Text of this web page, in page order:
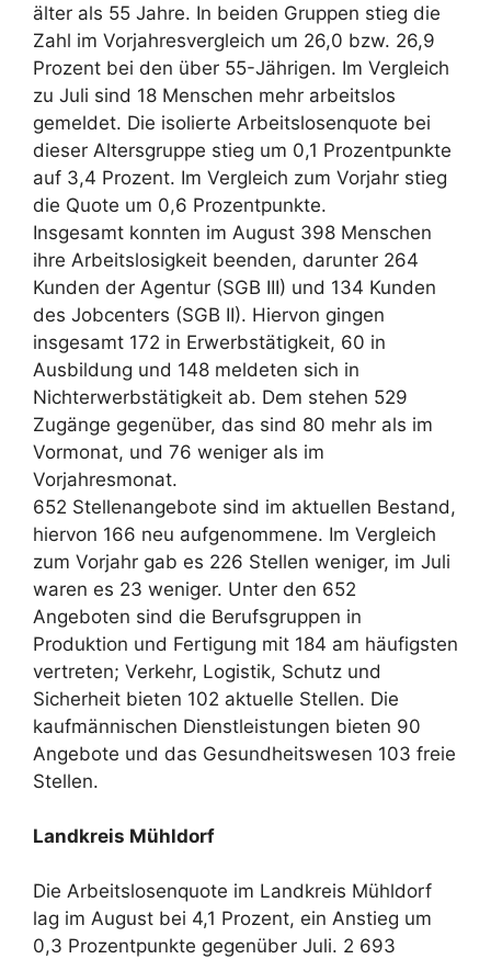
älter als 55 Jahre. In beiden Gruppen stieg die
Zahl im Vorjahresvergleich um 26,0 bzw. 26,9
Prozent bei den über 55-Jährigen. Im Vergleich
zu Juli sind 18 Menschen mehr arbeitslos
gemeldet. Die isolierte Arbeitslosenquote bei
dieser Altersgruppe stieg um 0,1 Prozentpunkte
auf 3,4 Prozent. Im Vergleich zum Vorjahr stieg
die Quote um 0,6 Prozentpunkte.
Insgesamt konnten im August 398 Menschen
ihre Arbeitslosigkeit beenden, darunter 264
Kunden der Agentur (SGB III) und 134 Kunden
des Jobcenters (SGB II). Hiervon gingen
insgesamt 172 in Erwerbstätigkeit, 60 in
Ausbildung und 148 meldeten sich in
Nichterwerbstätigkeit ab. Dem stehen 529
Zugänge gegenüber, das sind 80 mehr als im
Vormonat, und 76 weniger als im
Vorjahresmonat.
652 Stellenangebote sind im aktuellen Bestand,
hiervon 166 neu aufgenommene. Im Vergleich
zum Vorjahr gab es 226 Stellen weniger, im Juli
waren es 23 weniger. Unter den 652
Angeboten sind die Berufsgruppen in
Produktion und Fertigung mit 184 am häufigsten
vertreten; Verkehr, Logistik, Schutz und
Sicherheit bieten 102 aktuelle Stellen. Die
kaufmännischen Dienstleistungen bieten 90
Angebote und das Gesundheitswesen 103 freie
Stellen.
Landkreis Mühldorf
Die Arbeitslosenquote im Landkreis Mühldorf
lag im August bei 4,1 Prozent, ein Anstieg um
0,3 Prozentpunkte gegenüber Juli. 2 693